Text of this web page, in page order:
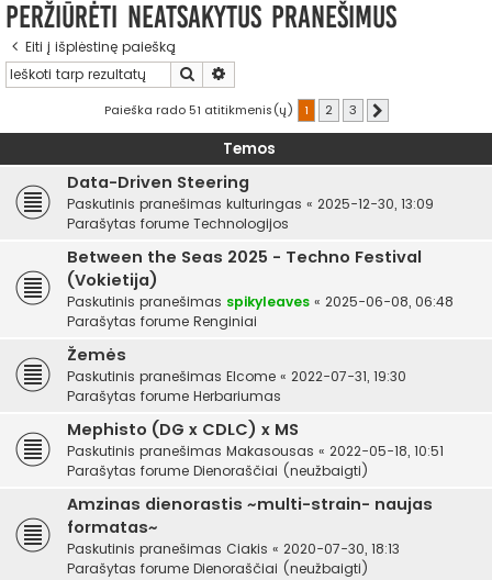
Peržiūrėti neatsakytus pranešimus
Eiti į išplėstinę paiešką
Ieškoti
Paieška rado 51 atitikmenis(ų) 1 2 3
Temos
Data-Driven Steering
Paskutinis pranešimas kulturingas « 2025-12-30, 13:09
Parašytas forume Technologijos
Between the Seas 2025 - Techno Festival
(Vokietija)
Paskutinis pranešimas spikyleaves « 2025-06-08, 06:48
Parašytas forume Renginiai
Žemės
Paskutinis pranešimas Elcome « 2022-07-31, 19:30
Parašytas forume Herbariumas
Mephisto (DG x CDLC) x MS
Paskutinis pranešimas Makasousas « 2022-05-18, 10:51
Parašytas forume Dienoraščiai (neužbaigti)
Amzinas dienorastis ~multi-strain- naujas
formatas~
Paskutinis pranešimas Ciakis « 2020-07-30, 18:13
Parašytas forume Dienoraščiai (neužbaigti)